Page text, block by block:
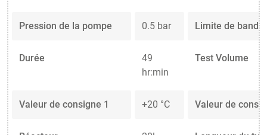
Pression de la pompe 0.5 bar Limite de bande
Durée
49
hr:min
Test Volume
Valeur de consigne 1 +20 °C Valeur de